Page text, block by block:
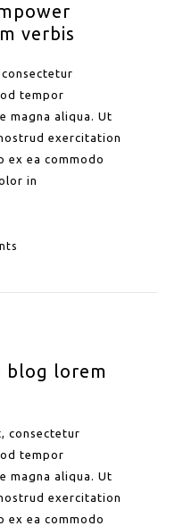
verbis
tempor
magna aliqua. Ut
exercitation
ex ea commodo
in
blog lorem
consectetur
tempor
magna aliqua. Ut
exercitation
ex ea commodo